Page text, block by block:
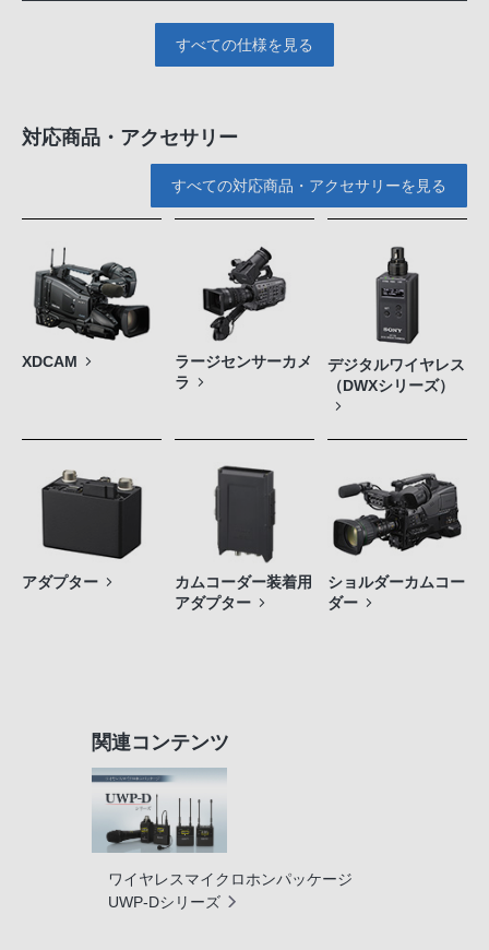
すべての仕様を見る
対応商品・アクセサリー
すべての対応商品・アクセサリーを見る
XDCAM
ラージセンサーカメ
ラ
デジタルワイヤレス
（DWXシリーズ）
アダプター
カムコーダー装着用
アダプター
ショルダーカムコー
ダー
関連コンテンツ
ワイヤレスマイクロホンパッケージ
UWP-Dシリーズ